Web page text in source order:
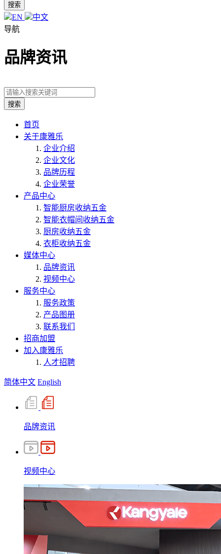
搜索
EN
中文
导航
品牌资讯
搜索
首页
关于康雅乐
企业介绍
企业文化
品牌历程
企业荣誉
产品中心
智能厨房收纳五金
智能衣帽间收纳五金
厨房收纳五金
衣柜收纳五金
媒体中心
品牌资讯
视频中心
服务中心
服务政策
产品图册
联系我们
招商加盟
加入康雅乐
人才招聘
简体中文 English
品牌资讯
视频中心